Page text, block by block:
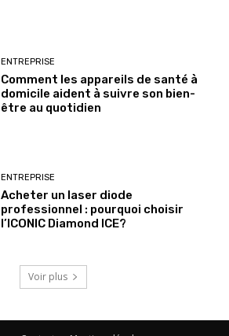
ENTREPRISE
Comment les appareils de santé à
domicile aident à suivre son bien-
être au quotidien
ENTREPRISE
Acheter un laser diode
professionnel : pourquoi choisir
l’ICONIC Diamond ICE?
Voir plus